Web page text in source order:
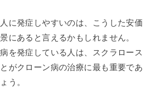
に発症しやすいのは、こうした安価
にあると言えるかもしれません。
を発症している人は、スクラロース
がクローン病の治療に最も重要であ
う。